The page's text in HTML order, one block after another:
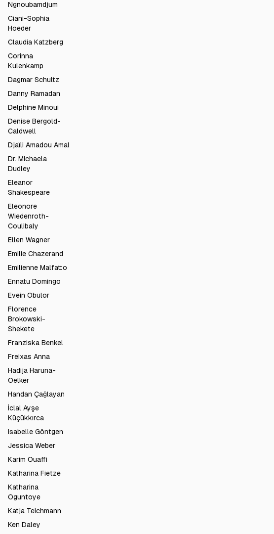
Ngnoubamdjum
Ciani-Sophia
Hoeder
Claudia Katzberg
Corinna
Kulenkamp
Dagmar Schultz
Danny Ramadan
Delphine Minoui
Denise Bergold-
Caldwell
Djaïli Amadou Amal
Dr. Michaela
Dudley
Eleanor
Shakespeare
Eleonore
Wiedenroth-
Coulibaly
Ellen Wagner
Emilie Chazerand
Emilienne Malfatto
Ennatu Domingo
Evein Obulor
Florence
Brokowski-
Shekete
Franziska Benkel
Freixas Anna
Hadija Haruna-
Oelker
Handan Çağlayan
İclal Ayşe
Küçükkırca
Isabelle Göntgen
Jessica Weber
Karim Ouaffi
Katharina Fietze
Katharina
Oguntoye
Katja Teichmann
Ken Daley